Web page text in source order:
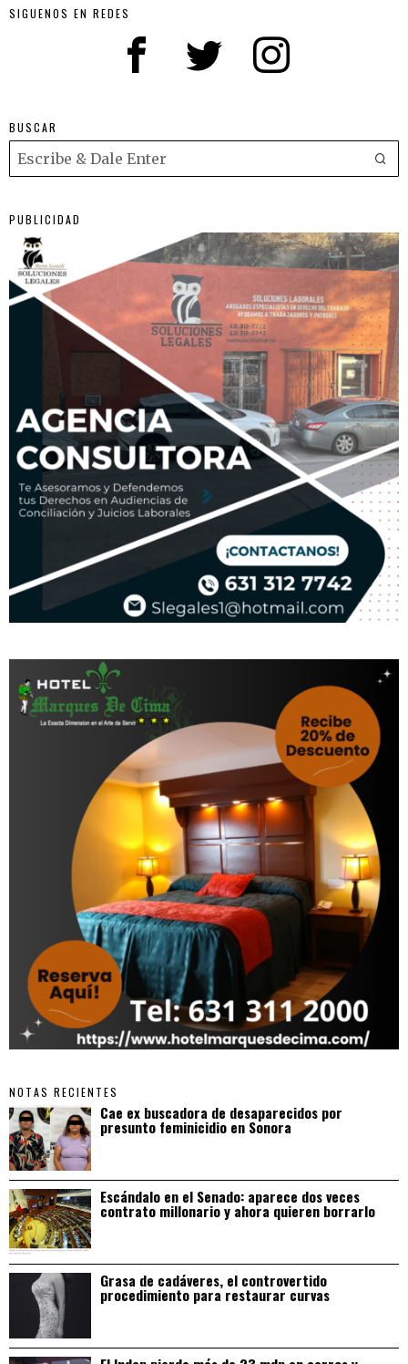
SIGUENOS EN REDES
BUSCAR
PUBLICIDAD
NOTAS RECIENTES
Cae ex buscadora de desaparecidos por
presunto feminicidio en Sonora
Escándalo en el Senado: aparece dos veces
contrato millonario y ahora quieren borrarlo
Grasa de cadáveres, el controvertido
procedimiento para restaurar curvas